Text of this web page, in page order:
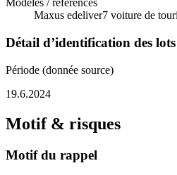
Modèles / références
Maxus edeliver7 voiture de
Détail d’identification des lots
Période (donnée source)
19.6.2024
Motif & risques
Motif du rappel